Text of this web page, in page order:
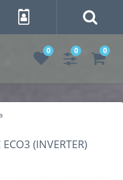
0 0 0
(INVERTER)